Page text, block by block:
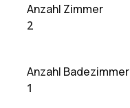
Anzahl Zimmer
2
Anzahl Badezimmer
1